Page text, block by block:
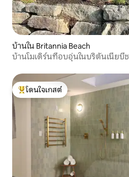
บ้านใน Britannia Beach
บ้านโมเดิร์นที่อบอุ่นในบริตันเนียบี
โดนใจเกสต์ที่สุด
โดนใจเกสต์